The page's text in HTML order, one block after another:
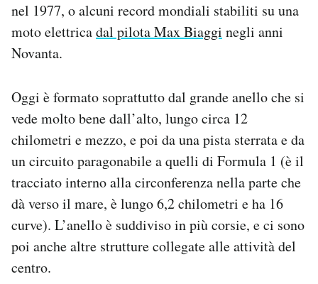
nel 1977, o alcuni record mondiali stabiliti su una
moto elettricadal pilota Max Biaggi negli anni
Novanta.
Oggi è formato soprattutto dal grande anello che si
vede molto bene dall’alto, lungo circa 12
chilometri e mezzo, e poi da una pista sterrata e da
un circuito paragonabile a quelli di Formula 1 (è il
tracciato interno alla circonferenza nella parte che
dà verso il mare, è lungo 6,2 chilometri e ha 16
curve). L’anello è suddiviso in più corsie, e ci sono
poi anche altre strutture collegate alle attività del
centro.